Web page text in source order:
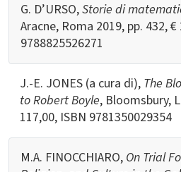
G. D’URSO,Storie di
Aracne, Roma 2019, pp. 432, €
9788825526271
J.-E. JONES (a cura di), The
to Robert Boyle, Bloomsbury,
117,00, ISBN 9781350029354
M.A. FINOCCHIARO, On Trial